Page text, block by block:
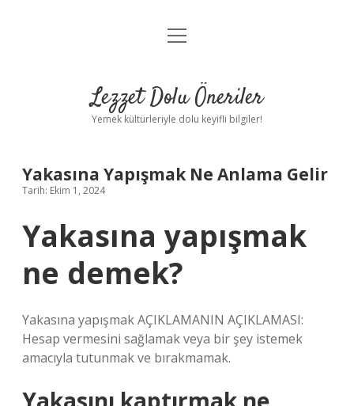
Anasayfa
Yasal Uyarı
menüyü
Lezzet Dolu Öneriler
Yemek kültürleriyle dolu keyifli bilgiler!
Yakasına Yapışmak Ne Anlama Gelir
Tarih: Ekim 1, 2024
Yakasına yapışmak
ne demek?
Yakasına yapışmak AÇIKLAMANIN AÇIKLAMASI:
Hesap vermesini sağlamak veya bir şey istemek
amacıyla tutunmak ve bırakmamak.